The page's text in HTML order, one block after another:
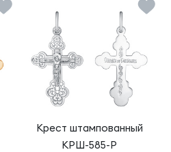
Крест штампованный
КРШ-585-Р